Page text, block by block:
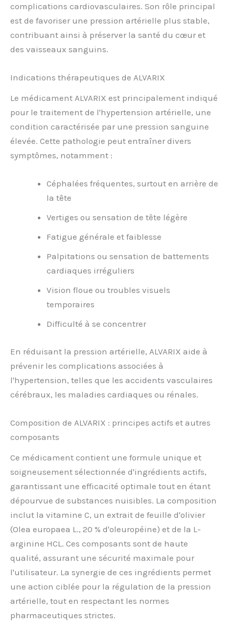
complications cardiovasculaires. Son rôle principal
est de favoriser une pression artérielle plus stable,
contribuant ainsi à préserver la santé du cœur et
des vaisseaux sanguins.
Indications thérapeutiques de ALVARIX
Le médicament ALVARIX est principalement indiqué
pour le traitement de l'hypertension artérielle, une
condition caractérisée par une pression sanguine
élevée. Cette pathologie peut entraîner divers
symptômes, notamment :
Céphalées fréquentes, surtout en arrière de
la tête
Vertiges ou sensation de tête légère
Fatigue générale et faiblesse
Palpitations ou sensation de battements
cardiaques irréguliers
Vision floue ou troubles visuels
temporaires
Difficulté à se concentrer
En réduisant la pression artérielle, ALVARIX aide à
prévenir les complications associées à
l'hypertension, telles que les accidents vasculaires
cérébraux, les maladies cardiaques ou rénales.
Composition de ALVARIX : principes actifs et autres
composants
Ce médicament contient une formule unique et
soigneusement sélectionnée d'ingrédients actifs,
garantissant une efficacité optimale tout en étant
dépourvue de substances nuisibles. La composition
inclut la vitamine C, un extrait de feuille d'olivier
(Olea europaea L., 20 % d'oleuropéine) et de la L-
arginine HCL. Ces composants sont de haute
qualité, assurant une sécurité maximale pour
l'utilisateur. La synergie de ces ingrédients permet
une action ciblée pour la régulation de la pression
artérielle, tout en respectant les normes
pharmaceutiques strictes.